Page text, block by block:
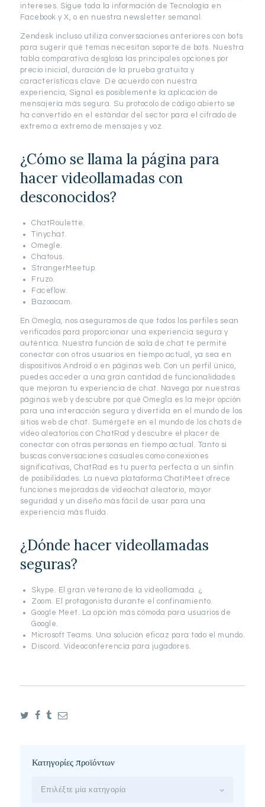
intereses. Sigue toda la información de Tecnología en
Facebook y X, o en nuestra newsletter semanal.
Zendesk incluso utiliza conversaciones anteriores con bots
para sugerir qué temas necesitan soporte de bots. Nuestra
tabla comparativa desglosa las principales opciones por
precio inicial, duración de la prueba gratuita y
características clave. De acuerdo con nuestra
experiencia, Signal es posiblemente la aplicación de
mensajería más segura. Su protocolo de código abierto se
ha convertido en el estándar del sector para el cifrado de
extremo a extremo de mensajes y voz.
¿Cómo se llama la página para
hacer videollamadas con
desconocidos?
ChatRoulette.
Tinychat.
Omegle.
Chatous.
StrangerMeetup.
Fruzo.
Faceflow.
Bazoocam.
En Omegla, nos aseguramos de que todos los perfiles sean
verificados para proporcionar una experiencia segura y
auténtica. Nuestra función de sala de chat te permite
conectar con otros usuarios en tiempo actual, ya sea en
dispositivos Android o en páginas web. Con un perfil único,
puedes acceder a una gran cantidad de funcionalidades
que mejoran tu experiencia de chat. Navega por nuestras
páginas web y descubre por qué Omegla es la mejor opción
para una interacción segura y divertida en el mundo de los
sitios web de chat. Sumérgete en el mundo de los chats de
vídeo aleatorios con ChatRad y descubre el placer de
conectar con otras personas en tiempo actual. Tanto si
buscas conversaciones casuales como conexiones
significativas, ChatRad es tu puerta perfecta a un sinfín
de posibilidades. La nueva plataforma ChatiMeet ofrece
funciones mejoradas de videochat aleatorio, mayor
seguridad y un diseño más fácil de usar para una
experiencia más fluida.
¿Dónde hacer videollamadas
seguras?
Skype. El gran veterano de la videollamada. ¿
Zoom. El protagonista durante el confinamiento.
Google Meet. La opción más cómoda para usuarios de
Google.
Microsoft Teams. Una solución eficaz para todo el mundo.
Discord. Videoconferencia para jugadores.
Κατηγορίες προϊόντων
Επιλέξτε μία κατηγορία